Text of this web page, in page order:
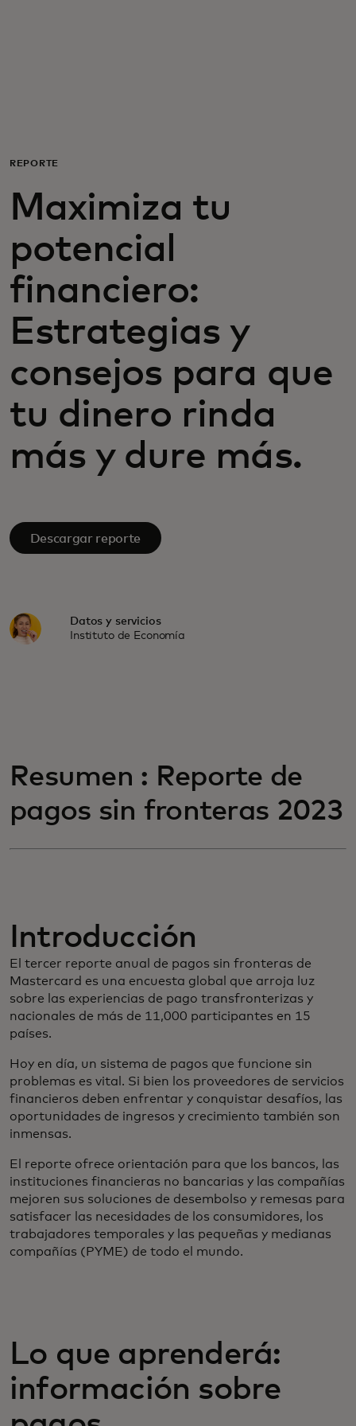
Noticias y tendencias
REPORTE
Maximiza tu
potencial
financiero:
Estrategias y
consejos para que
tu dinero rinda
más y dure más.
Descargar reporte
Datos y servicios
Instituto de Economía
Resumen : Reporte de
pagos sin fronteras 2023
Introducción
El tercer reporte anual de pagos sin fronteras de
Mastercard es una encuesta global que arroja luz
sobre las experiencias de pago transfronterizas y
nacionales de más de 11,000 participantes en 15
países.
Hoy en día, un sistema de pagos que funcione sin
problemas es vital. Si bien los proveedores de servicios
financieros deben enfrentar y conquistar desafíos, las
oportunidades de ingresos y crecimiento también son
inmensas.
El reporte ofrece orientación para que los bancos, las
instituciones financieras no bancarias y las compañías
mejoren sus soluciones de desembolso y remesas para
satisfacer las necesidades de los consumidores, los
trabajadores temporales y las pequeñas y medianas
compañías (PYME) de todo el mundo.
Lo que aprenderá:
información sobre